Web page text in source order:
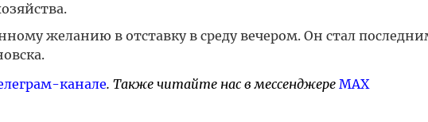
желанию в отставку в среду вечером. Он стал
канале. Также читайте нас в мессенджере MAX